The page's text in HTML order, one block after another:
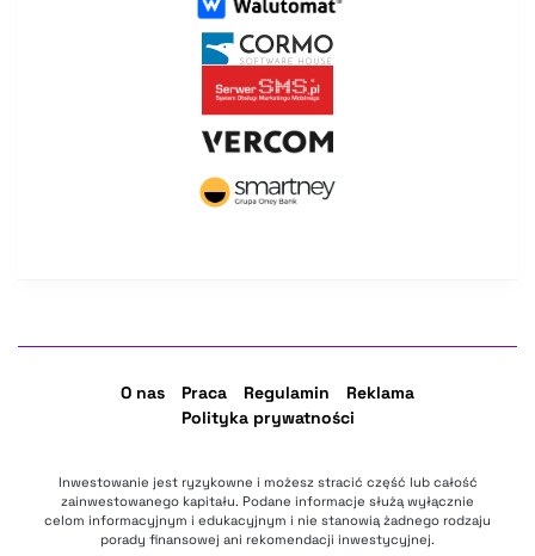
O nas Praca Regulamin
Reklama
Polityka prywatności
Inwestowanie jest ryzykowne i możesz stracić część lub całość
zainwestowanego kapitału. Podane informacje służą wyłącznie
celom informacyjnym i edukacyjnym i nie stanowią żadnego rodzaju
porady finansowej ani rekomendacji inwestycyjnej.